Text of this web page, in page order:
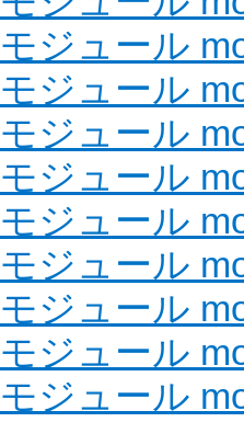
ジュール
ジュール
ジュール
ジュール
ジュール
ジュール
ジュール
ジュール
ジュール